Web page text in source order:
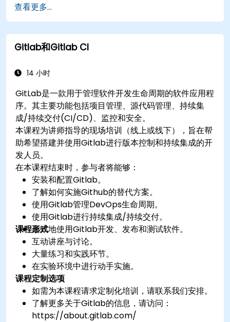
修订版本。
操作 Pull Requests、Tags、Releases 及其他
GitHub 核心组件。
基于 Git 执行版本控制功能，并利用 GitHub 的
创建仓库分支以协助团队解决项目缺陷。
能力。
查看更多...
Gitlab和Gitlab CI
14 小时
GitLab是一款用于管理软件开发生命周期的软件应用程
序。其主要功能包括项目管理、源代码管理、持续集
成/持续交付(CI/CD)、监控和安全。
本课程为讲师指导的现场培训（线上或线下），旨在帮
助希望搭建并使用Gitlab进行版本控制和持续集成的开
发人员。
在本课程结束时，参与者将能够：
安装和配置Gitlab。
了解如何实施Github的替代方案。
使用Gitlab管理DevOps生命周期。
使用Gitlab进行持续集成/持续交付。
高效地使用Gitlab开发、发布和测试软件。
课程形式
互动讲座与讨论。
大量练习和实践环节。
在实验环境中进行动手实施。
课程定制选项
如需为本课程请求定制化培训，请联系我们安排。
了解更多关于Gitlab的信息，请访问：
https://about.gitlab.com/